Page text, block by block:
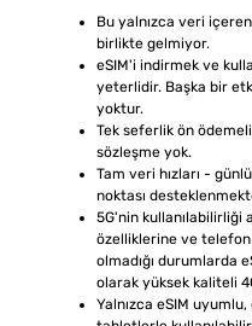
Bu yalnızca veri
birlikte gelmiyor.
eSIM'i indirmek ve
yeterlidir. Başka bir
yoktur.
Tek seferlik ön
sözleşme yok.
Tam veri hızları -
noktası
5G'nin kullanılabilirliği
özelliklerine ve telefon
olmadığı durumlarda
olarak yüksek kaliteli
Yalnızca eSIM